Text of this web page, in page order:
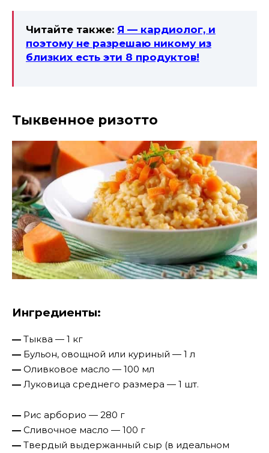
Читайте также: Я — кардиолог, и
поэтому не разрешаю никому из
близких есть эти 8 продуктов!
Тыквенное ризотто
Ингредиенты:
— Тыква — 1 кг
— Бульон, овощной или куриный — 1 л
— Оливковое масло — 100 мл
— Луковица среднего размера — 1 шт.
— Рис арборио — 280 г
— Сливочное масло — 100 г
— Твердый выдержанный сыр (в идеальном